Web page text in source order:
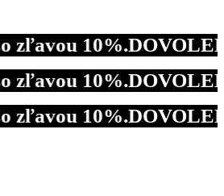
10%.DOVOLENKA -
10%.DOVOLENKA -
10%.DOVOLENKA -